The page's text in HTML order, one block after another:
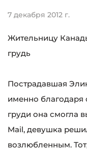
7 декабря 2012 г.
Жительницу
грудь
Пострадавшая
именно
груди она смогла
Mail, девушка
возлюбленным.